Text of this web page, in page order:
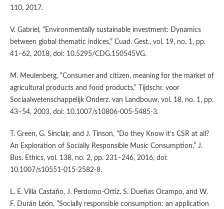
110, 2017.
V. Gabriel, “Environmentally sustainable investment: Dynamics
between global thematic indices,” Cuad. Gest., vol. 19, no. 1, pp.
41–62, 2018, doi: 10.5295/CDG.150545VG.
M. Meulenberg, “Consumer and citizen, meaning for the market of
agricultural products and food products,” Tijdschr. voor
Sociaalwetenschappelijk Onderz. van Landbouw, vol. 18, no. 1, pp.
43–54, 2003, doi: 10.1007/s10806-005-5485-3.
T. Green, G. Sinclair, and J. Tinson, “Do they Know it’s CSR at all?
An Exploration of Socially Responsible Music Consumption,” J.
Bus. Ethics, vol. 138, no. 2, pp. 231–246, 2016, doi:
10.1007/s10551-015-2582-8.
L. E. Villa Castaño, J. Perdomo-Ortiz, S. Dueñas Ocampo, and W.
F. Durán León, “Socially responsible consumption: an application